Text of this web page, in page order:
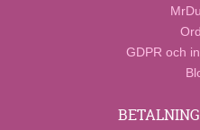
GDPR och